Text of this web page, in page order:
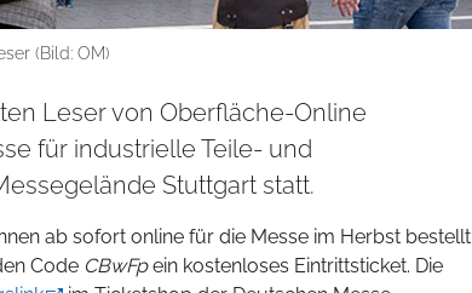
(Bild: OM)
Leser von Oberfläche-Online
für industrielle Teile- und
Stuttgart statt.
ab sofort online für die Messe im Herbst bestellt
Code CBwFpein kostenloses Eintrittsticket. Die